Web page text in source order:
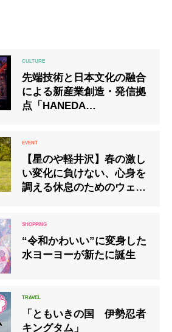
先端技術と日本文化の融合
による新産業創造・発信拠
点「HANEDA
3日（金）に開業
【星のや軽井沢】春の激し
い変化に負けない、心身を
調える休息のためのウェル
“令和かわいい”に変身した
水ヨーヨーが新たに誕生
「ともいきの国 伊勢忍者
キングタム」